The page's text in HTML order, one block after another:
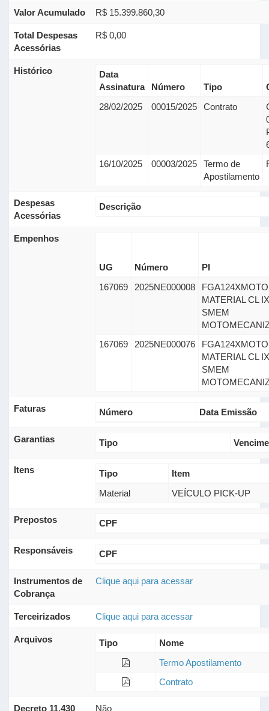
Valor Acumulado R$ 15.399.860,30
Total Despesas
Acessórias
R$ 0,00
Histórico
Data
Assinatura
Número Tipo
28/02/2025
00015/2025 Contrato
16/10/2025
00003/2025
Termo de
Apostilamento
Despesas
Acessórias
Descrição
Empenhos
UG Número
PI
167069
2025NE000008
MATERIAL CL IX
SMEM
167069
2025NE000076
MATERIAL CL IX
SMEM
Faturas Número Data Emissão
Garantias Tipo
Itens Tipo
Item
Material
VEÍCULO PICK-UP
Prepostos CPF
Responsáveis CPF
Instrumentos de
Cobrança
Clique aqui para acessar
Terceirizados Clique aqui para acessar
Arquivos Tipo
Nome
Termo Apostilamento
Contrato
Decreto 11.430 Não